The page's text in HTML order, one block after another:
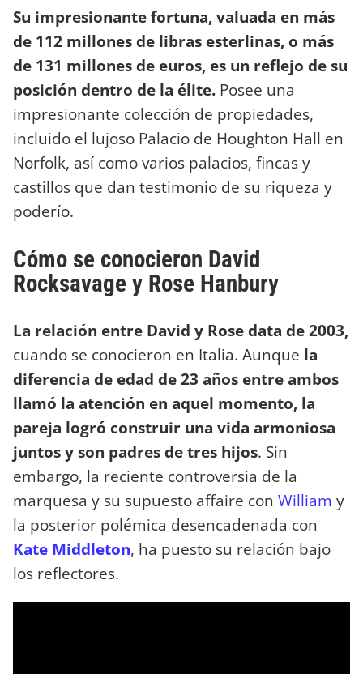
Su impresionante fortuna, valuada en más
de 112 millones de libras esterlinas, o más
de 131 millones de euros, es un reflejo de su
posición dentro de la élite. Posee una
impresionante colección de propiedades,
incluido el lujoso Palacio de Houghton Hall en
Norfolk, así como varios palacios, fincas y
castillos que dan testimonio de su riqueza y
poderío.
Cómo se conocieron David
Rocksavage y Rose Hanbury
La relación entre David y Rose data de 2003,
cuando se conocieron en Italia. Aunque la
diferencia de edad de 23 años entre ambos
llamó la atención en aquel momento, la
pareja logró construir una vida armoniosa
juntos y son padres de tres hijos. Sin
embargo, la reciente controversia de la
marquesa y su supuesto affaire con William y
la posterior polémica desencadenada con
Kate Middleton, ha puesto su relación bajo
los reflectores.